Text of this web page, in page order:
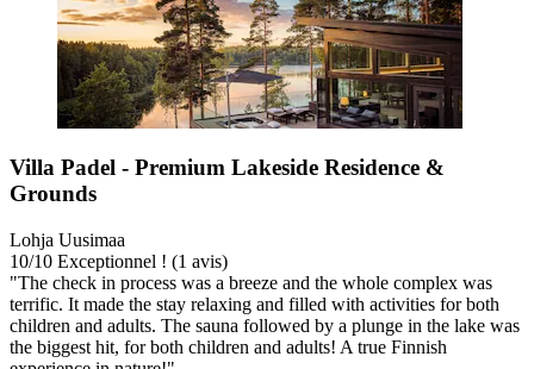
Villa Padel - Premium Lakeside Residence &
Grounds
Lohja Uusimaa
10/10 Exceptionnel ! (1 avis)
"The check in process was a breeze and the whole complex was
terrific. It made the stay relaxing and filled with activities for both
children and adults. The sauna followed by a plunge in the lake was
the biggest hit, for both children and adults! A true Finnish